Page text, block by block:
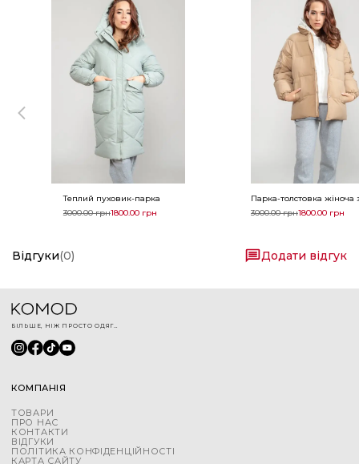
Теплий пуховик-парка
3000.00грн1800.00 грн
Парка-толстовка жіноча
3000.00грн1800.00 грн
Відгуки(0) Додати відгук
БІЛЬШЕ, НІЖ ПРОСТО ОДЯГ...
КОМПАНІЯ
ТОВАРИ
ПРО НАС
КОНТАКТИ
ВІДГУКИ
ПОЛІТИКА КОНФІДЕНЦІЙНОСТІ
КАРТА САЙТУ